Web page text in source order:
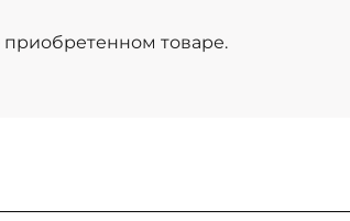
приобретенном товаре.